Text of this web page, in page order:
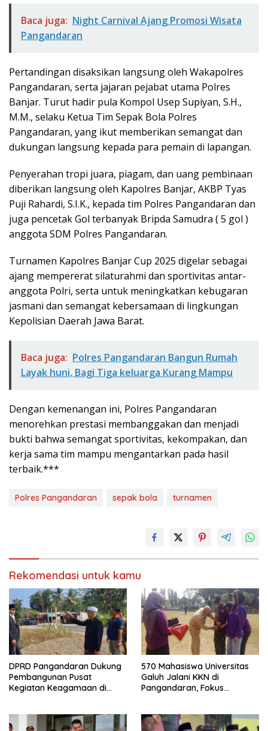
Baca juga: Night Carnival Ajang Promosi Wisata
Pangandaran
Pertandingan disaksikan langsung oleh Wakapolres
Pangandaran, serta jajaran pejabat utama Polres
Banjar. Turut hadir pula Kompol Usep Supiyan, S.H.,
M.M., selaku Ketua Tim Sepak Bola Polres
Pangandaran, yang ikut memberikan semangat dan
dukungan langsung kepada para pemain di lapangan.
Penyerahan tropi juara, piagam, dan uang pembinaan
diberikan langsung oleh Kapolres Banjar, AKBP Tyas
Puji Rahardi, S.I.K., kepada tim Polres Pangandaran dan
juga pencetak Gol terbanyak Bripda Samudra ( 5 gol )
anggota SDM Polres Pangandaran.
Turnamen Kapolres Banjar Cup 2025 digelar sebagai
ajang mempererat silaturahmi dan sportivitas antar-
anggota Polri, serta untuk meningkatkan kebugaran
jasmani dan semangat kebersamaan di lingkungan
Kepolisian Daerah Jawa Barat.
Baca juga: Polres Pangandaran Bangun Rumah
Layak huni, Bagi Tiga keluarga Kurang Mampu
Dengan kemenangan ini, Polres Pangandaran
menorehkan prestasi membanggakan dan menjadi
bukti bahwa semangat sportivitas, kekompakan, dan
kerja sama tim mampu mengantarkan pada hasil
terbaik.***
Polres Pangandaran sepak bola turnamen
Rekomendasi untuk kamu
DPRD Pangandaran Dukung
Pembangunan Pusat
Kegiatan Keagamaan di
570 Mahasiswa Universitas
Galuh Jalani KKN di
Pangandaran, Fokus